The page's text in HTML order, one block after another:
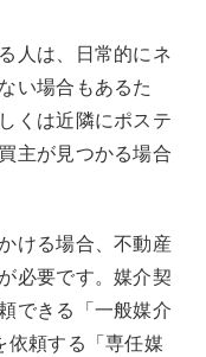
人は、日常的にネ
い場合もあるた
くは近隣にポステ
主が見つかる場合
ける場合、不動産
必要です。媒介契
できる「一般媒介
依頼する「専任媒